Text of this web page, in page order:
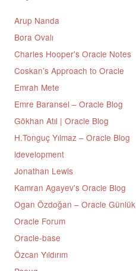
Arup Nanda
Bora Ovalı
Charles Hooper's Oracle Notes
Coskan’s Approach to Oracle
Emrah Mete
Emre Baransel – Oracle Blog
Gökhan Atıl | Oracle Blog
H.Tonguç Yılmaz – Oracle Blog
idevelopment
Jonathan Lewis
Kamran Agayev's Oracle Blog
Ogan Özdoğan – Oracle Günlük
Oracle Forum
Oracle-base
Özcan Yıldırım